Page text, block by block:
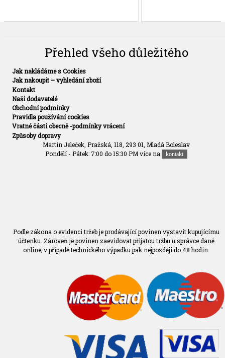
Přehled všeho důležitého
Jak nakládáme s Cookies
Jak nakoupit – vyhledání zboží
Kontakt
Naši dodavatelé
Obchodní podmínky
Pravidla používání cookies
Vratné části obecně -podmínky vrácení
Způsoby dopravy
Martin Jeleček, Pražská, 118, 293 01, Mladá Boleslav
Pondělí - Pátek: 7:00 do 15:30 PM více na
kontakt
Podle zákona o evidenci tržeb je prodávající povinen vystavit kupujícímu
účtenku. Zároveň je povinen zaevidovat přijatou tržbu u správce daně
online; v případě technického výpadku pak nejpozději do 48 hodin.